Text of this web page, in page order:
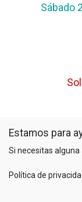
Sábado
Estamos para
Si necesitas
Política de